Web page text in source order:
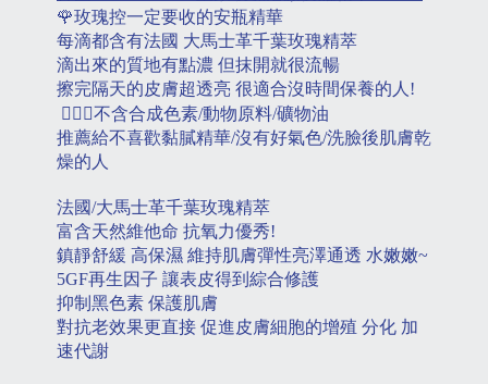
🌹玫瑰控一定要收的安瓶精華
每滴都含有法國 大馬士革千葉玫瑰精萃
滴出來的質地有點濃 但抹開就很流暢
擦完隔天的皮膚超透亮 很適合沒時間保養的人!
🙅🏻‍♀️不含合成色素/動物原料/礦物油
推薦給不喜歡黏膩精華/沒有好氣色/洗臉後肌膚乾
燥的人
法國/大馬士革千葉玫瑰精萃
富含天然維他命 抗氧力優秀!
鎮靜舒緩 高保濕 維持肌膚彈性亮澤通透 水嫩嫩~
5GF再生因子 讓表皮得到綜合修護
抑制黑色素 保護肌膚
對抗老效果更直接 促進皮膚細胞的增殖 分化 加
速代謝